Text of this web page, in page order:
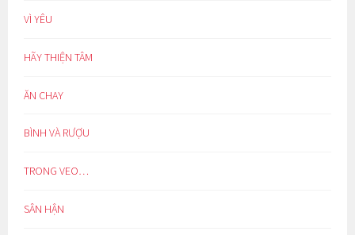
VÌ YÊU
HÃY THIỆN TÂM
ĂN CHAY
BÌNH VÀ RƯỢU
TRONG VEO…
SÂN HẬN